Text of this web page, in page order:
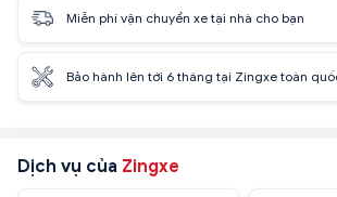
Miễn phí vận chuyển xe tại nhà cho bạn
Bảo hành lên tới 6 tháng tại Zingxe toàn
Dịch vụ của Zingxe